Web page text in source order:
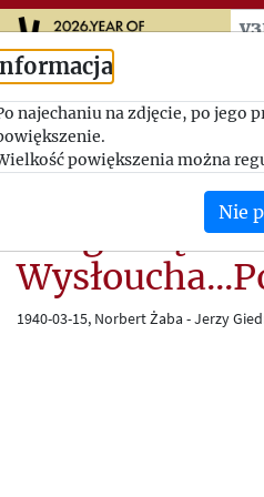
Kulisy
Finlandią,
Druga część
1940-03-15, Norbert Żaba - Jerzy
najechaniu na zdjęcie, po jego
powiększenia można
Nie